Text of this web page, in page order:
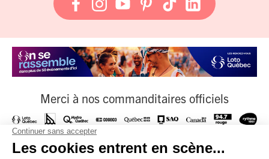
Merci à nos commanditaires officiels
À nos fournisseurs officiels